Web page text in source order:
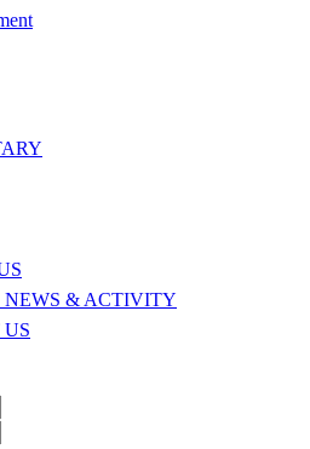
NEWS & ACTIVITY